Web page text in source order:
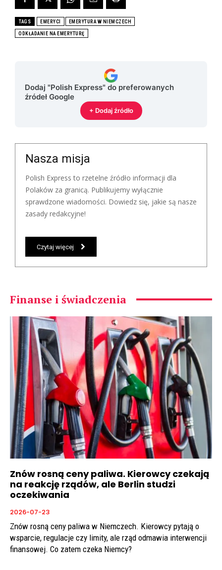
TAGS EMERYCI EMERYTURA W NIEMCZECH
ODKŁADANIE NA EMERYTURĘ
Dodaj "Polish Express" do preferowanych
źródeł Google
+ Dodaj źródło
Nasza misja
Polish Express to rzetelne źródło informacji dla
Polaków za granicą. Publikujemy wyłącznie
sprawdzone wiadomości. Dowiedz się, jakie są nasze
zasady redakcyjne!
Czytaj więcej
Finanse i świadczenia
Znów rosną ceny paliwa. Kierowcy czekają
na reakcję rządów, ale Berlin studzi
oczekiwania
2026-07-23
Znów rosną ceny paliwa w Niemczech. Kierowcy pytają o
wsparcie, regulacje czy limity, ale rząd odmawia interwencji
finansowej. Co zatem czeka Niemcy?